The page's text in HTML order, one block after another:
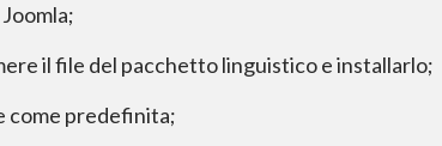
il file del pacchetto linguistico e installarlo;
come predefinita;